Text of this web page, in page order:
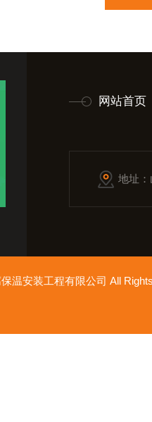
网站首页
地址
保温安装工程有限公司 All